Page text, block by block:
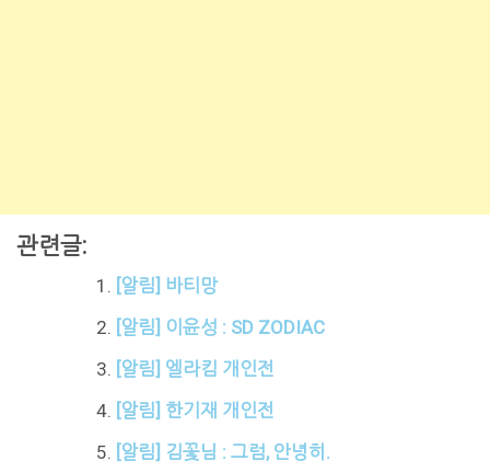
관련글:
[알림] 바티망
[알림] 이윤성 : SD ZODIAC
[알림] 엘라킴 개인전
[알림] 한기재 개인전
[알림] 김꽃님 : 그럼, 안녕히.